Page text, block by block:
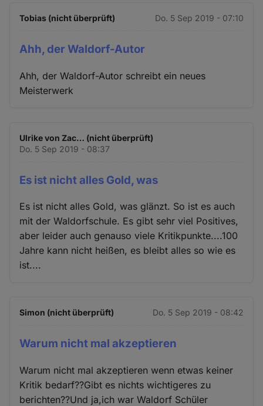
Tobias (nicht überprüft) Do. 5 Sep 2019 - 07:10
Ahh, der Waldorf-Autor
Ahh, der Waldorf-Autor schreibt ein neues
Meisterwerk
Ulrike von Zac… (nicht überprüft)
Do. 5 Sep 2019 - 08:37
Es ist nicht alles Gold, was
Es ist nicht alles Gold, was glänzt. So ist es auch
mit der Waldorfschule. Es gibt sehr viel Positives,
aber leider auch genauso viele Kritikpunkte....100
Jahre kann nicht heißen, es bleibt alles so wie es
ist....
Simon (nicht überprüft) Do. 5 Sep 2019 - 08:42
Warum nicht mal akzeptieren
Warum nicht mal akzeptieren wenn etwas keiner
Kritik bedarf??Gibt es nichts wichtigeres zu
berichten??Und ja,ich war Waldorf Schüler